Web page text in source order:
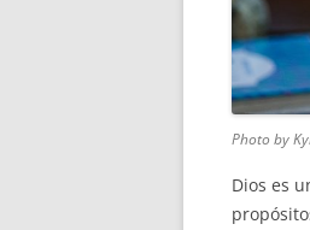
Photo by
Dios es